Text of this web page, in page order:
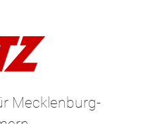
Mecklenburg-